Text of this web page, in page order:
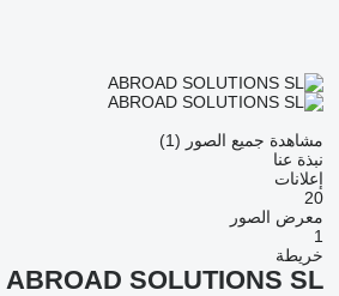
مشاهدة جميع الصور (1)
نبذة عنا
إعلانات
20
معرض الصور
1
خريطة
ABROAD SOLUTIONS SL